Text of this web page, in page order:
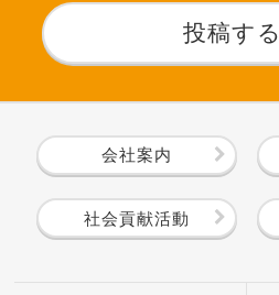
投稿する
会社案内
社会貢献活動